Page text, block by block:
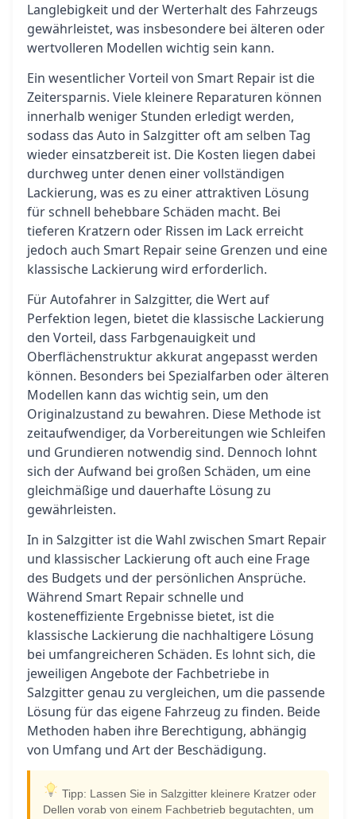
Langlebigkeit und der Werterhalt des Fahrzeugs
gewährleistet, was insbesondere bei älteren oder
wertvolleren Modellen wichtig sein kann.
Ein wesentlicher Vorteil von Smart Repair ist die
Zeitersparnis. Viele kleinere Reparaturen können
innerhalb weniger Stunden erledigt werden,
sodass das Auto in Salzgitter oft am selben Tag
wieder einsatzbereit ist. Die Kosten liegen dabei
durchweg unter denen einer vollständigen
Lackierung, was es zu einer attraktiven Lösung
für schnell behebbare Schäden macht. Bei
tieferen Kratzern oder Rissen im Lack erreicht
jedoch auch Smart Repair seine Grenzen und eine
klassische Lackierung wird erforderlich.
Für Autofahrer in Salzgitter, die Wert auf
Perfektion legen, bietet die klassische Lackierung
den Vorteil, dass Farbgenauigkeit und
Oberflächenstruktur akkurat angepasst werden
können. Besonders bei Spezialfarben oder älteren
Modellen kann das wichtig sein, um den
Originalzustand zu bewahren. Diese Methode ist
zeitaufwendiger, da Vorbereitungen wie Schleifen
und Grundieren notwendig sind. Dennoch lohnt
sich der Aufwand bei großen Schäden, um eine
gleichmäßige und dauerhafte Lösung zu
gewährleisten.
In in Salzgitter ist die Wahl zwischen Smart Repair
und klassischer Lackierung oft auch eine Frage
des Budgets und der persönlichen Ansprüche.
Während Smart Repair schnelle und
kosteneffiziente Ergebnisse bietet, ist die
klassische Lackierung die nachhaltigere Lösung
bei umfangreicheren Schäden. Es lohnt sich, die
jeweiligen Angebote der Fachbetriebe in
Salzgitter genau zu vergleichen, um die passende
Lösung für das eigene Fahrzeug zu finden. Beide
Methoden haben ihre Berechtigung, abhängig
von Umfang und Art der Beschädigung.
Tipp: Lassen Sie in Salzgitter kleinere Kratzer oder
Dellen vorab von einem Fachbetrieb begutachten, um